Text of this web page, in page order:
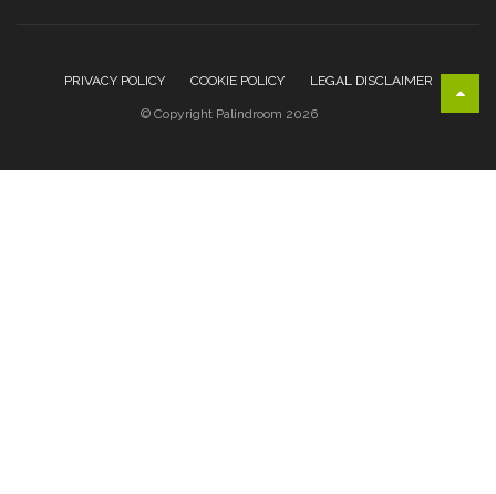
PRIVACY POLICY COOKIE POLICY LEGAL DISCLAIMER
© Copyright Palindroom 2026